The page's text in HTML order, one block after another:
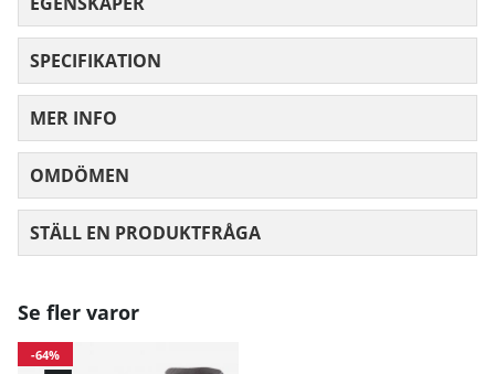
SPECIFIKATION
MER INFO
OMDÖMEN
STÄLL EN PRODUKTFRÅGA
Se fler varor
-64%